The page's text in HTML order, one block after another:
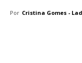
Por Cristina Gomes -